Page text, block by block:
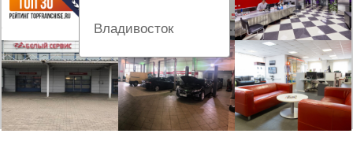
Владивосток
Вологда
Екатеринбург